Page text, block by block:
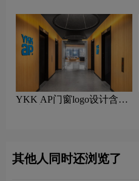
YKK AP门窗logo设计含义
其他人同时还浏览了